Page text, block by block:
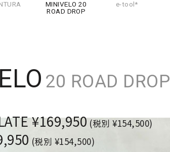
MINIVELO 20
ROAD DROP
e-tool*
20 ROAD DROP
¥169,950 (税別 ¥154,500)
(税別 ¥154,500)